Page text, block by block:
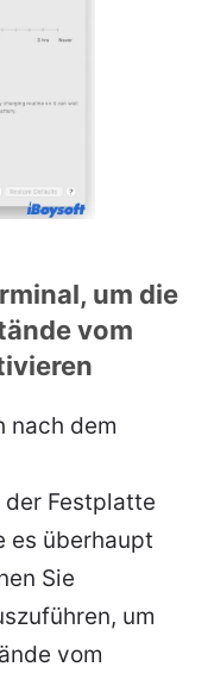
um die
vom
nach dem
Festplatte
es überhaupt
Sie
um
vom